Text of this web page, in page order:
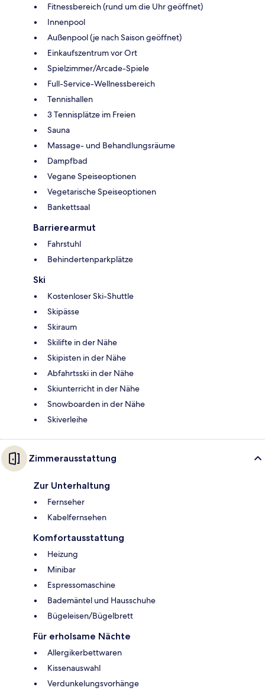
Fitnessbereich (rund um die Uhr geöffnet)
Innenpool
Außenpool (je nach Saison geöffnet)
Einkaufszentrum vor Ort
Spielzimmer/Arcade-Spiele
Full-Service-Wellnessbereich
Tennishallen
3 Tennisplätze im Freien
Sauna
Massage- und Behandlungsräume
Dampfbad
Vegane Speiseoptionen
Vegetarische Speiseoptionen
Bankettsaal
Barrierearmut
Fahrstuhl
Behindertenparkplätze
Ski
Kostenloser Ski-Shuttle
Skipässe
Skiraum
Skilifte in der Nähe
Skipisten in der Nähe
Abfahrtsski in der Nähe
Skiunterricht in der Nähe
Snowboarden in der Nähe
Skiverleihe
Zimmerausstattung
Zur Unterhaltung
Fernseher
Kabelfernsehen
Komfortausstattung
Heizung
Minibar
Espressomaschine
Bademäntel und Hausschuhe
Bügeleisen/Bügelbrett
Für erholsame Nächte
Allergikerbettwaren
Kissenauswahl
Verdunkelungsvorhänge